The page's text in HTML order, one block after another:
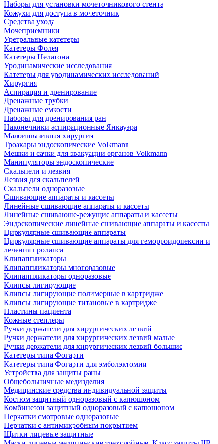
Наборы для установки мочеточникового стента
Кожухи для доступа в мочеточник
Средства ухода
Мочеприемники
Уретральные катетеры
Катетеры Фолея
Катетеры Нелатона
Уродинамические исследования
Катетеры для уродинамических исследований
Хирургия
Аспирация и дренирование
Дренажные трубки
Дренажные емкости
Наборы для дренирования ран
Наконечники аспирационные Янкауэра
Малоинвазивная хирургия
Троакары эндоскопические Volkmann
Мешки и сачки для эвакуации органов Volkmann
Манипуляторы эндоскопические
Скальпели и лезвия
Лезвия для скальпелей
Скальпели одноразовые
Сшивающие аппараты и кассеты
Линейные сшивающие аппараты и кассеты
Линейные сшивающе-режущие аппараты и кассеты
Эндоскопические линейные сшивающие аппараты и кассеты
Циркулярные сшивающие аппараты
Циркулярные сшивающие аппараты для геморроидопексии и
лечения пролапса
Клипаппликаторы
Клипаппликаторы многоразовые
Клипаппликаторы одноразовые
Клипсы лигирующие
Клипсы лигирующие полимерные в картридже
Клипсы лигирующие титановые в картридже
Пластины пациента
Кожные степлеры
Ручки держатели для хирургических лезвий
Ручки держатели для хирургических лезвий малые
Ручки держатели для хирургических лезвий большие
Катетеры типа Фогарти
Катетеры типа Фогарти для эмболэктомии
Устройства для защиты раны
Общебольничные медизделия
Медицинские средства индивидуальной защиты
Костюм защитный одноразовый с капюшоном
Комбинезон защитный одноразовый с капюшоном
Перчатки смотровые одноразовые
Перчатки с антимикробным покрытием
Щитки лицевые защитные